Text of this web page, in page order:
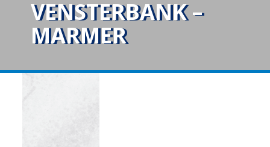
VENSTERBANK –
MARMER